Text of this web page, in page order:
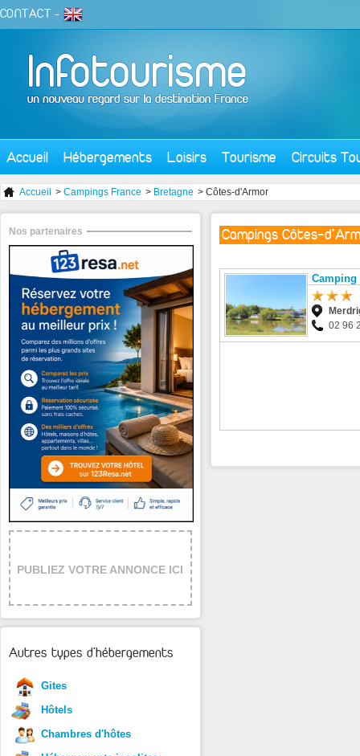
CONTACT -
Accueil Hébergements Loisirs Tourisme Circuits
Accueil > Campings France > Bretagne > Côtes-d'Armor
Campings Côtes-
Camping
02 96
Nos partenaires
PUBLIEZ VOTRE ANNONCE ICI
Autres types d'hébergements
Gites
Hôtels
Chambres d'hôtes